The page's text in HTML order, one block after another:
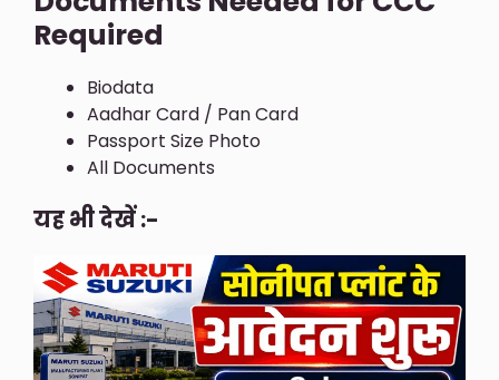
Required
Biodata
Aadhar Card / Pan Card
Passport Size Photo
All Documents
यह भी देखें :-